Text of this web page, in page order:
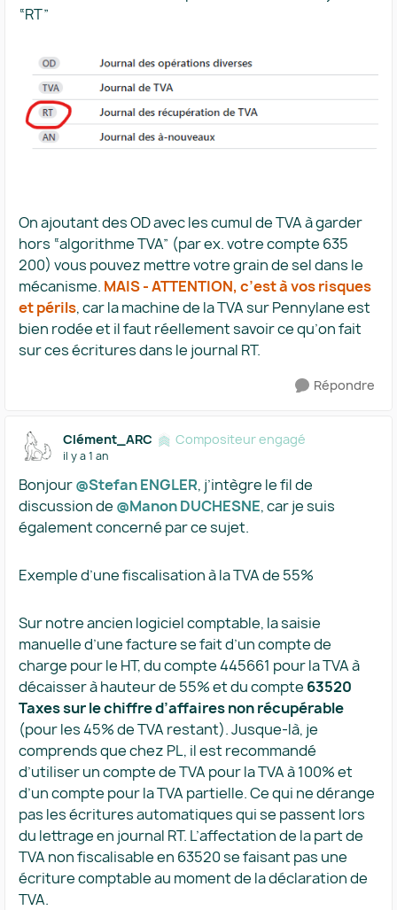
“RT”
On ajoutant des OD avec les cumul de TVA à garder
hors “algorithme TVA” (par ex. votre compte 635
200) vous pouvez mettre votre grain de sel dans le
mécanisme. MAIS - ATTENTION, c’est à vos risques
et périls, car la machine de la TVA sur Pennylane est
bien rodée et il faut réellement savoir ce qu’on fait
sur ces écritures dans le journal RT.
Répondre
Clément_ARC Compositeur engagé
il y a 1 an
Bonjour ​@Stefan ENGLER, j’intègre le fil de
discussion de ​ @Manon DUCHESNE, car je suis
également concerné par ce sujet.
Exemple d’une fiscalisation à la TVA de 55%
Sur notre ancien logiciel comptable, la saisie
manuelle d’une facture se fait d’un compte de
charge pour le HT, du compte 445661 pour la TVA à
décaisser à hauteur de 55% et du compte 63520
Taxes sur le chiffre d’affaires non récupérable
(pour les 45% de TVA restant). Jusque-là, je
comprends que chez PL, il est recommandé
d’utiliser un compte de TVA pour la TVA à 100% et
d’un compte pour la TVA partielle. Ce qui ne dérange
pas les écritures automatiques qui se passent lors
du lettrage en journal RT. L’affectation de la part de
TVA non fiscalisable en 63520 se faisant pas une
écriture comptable au moment de la déclaration de
TVA.